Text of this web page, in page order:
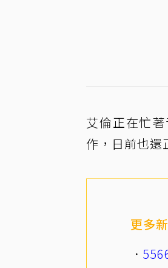
艾倫正在忙
作，日前也還
更多